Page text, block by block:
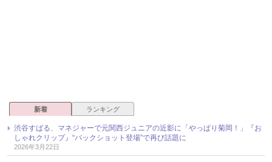
新着 ランキング
渋谷すばる、マネジャーで元関西ジュニアの近影に「やっぱり菊岡！」『お
しゃれクリップ』“バックショット登場”で再び話題に
2026年3月22日